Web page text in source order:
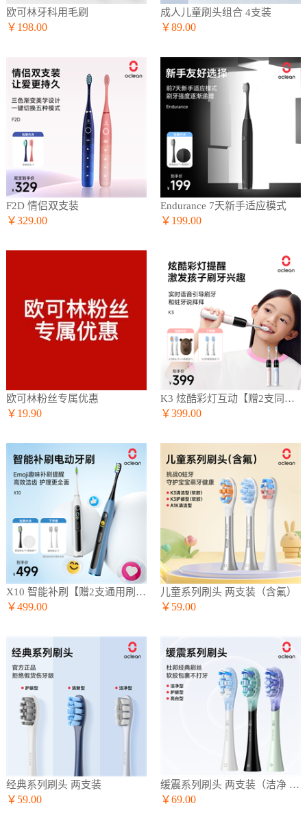
欧可林牙科用毛刷
￥198.00
成人儿童刷头组合 4支装
￥89.00
F2D 情侣双支装
￥329.00
Endurance 7天新手适应模式
￥199.00
欧可林粉丝专属优惠
￥19.90
K3 炫酷彩灯互动【赠2支同款刷头】
￥399.00
X10 智能补刷【赠2支通用刷头】
￥499.00
儿童系列刷头 两支装（含氟）
￥59.00
经典系列刷头 两支装
￥59.00
缓震系列刷头 两支装（洁净 护龈 亮白）
￥69.00